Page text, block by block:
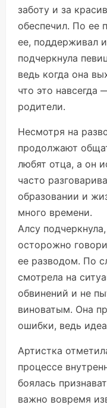
заботу и за
обеспечил. По ее
ее, поддерживал
подчеркнула
ведь когда она
что это навсегда
родители.
Несмотря на
продолжают
любят отца, а он
часто
образовании и
много времени.
Алсу
осторожно
ее разводом. По
смотрела на
обвинений и не
виноватым. Она
ошибки, ведь
Артистка
процессе
боялась
важно вовремя